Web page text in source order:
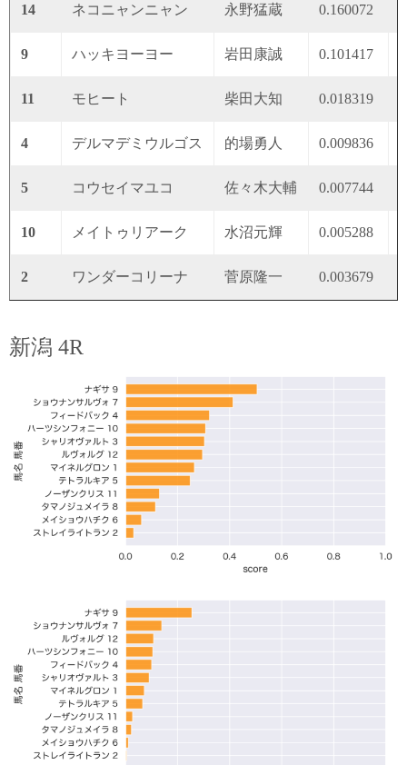
14 ネコニャンニャン 永野猛蔵 0.160072
9 ハッキヨーヨー 岩田康誠 0.101417
11 モヒート 柴田大知 0.018319
4 デルマデミウルゴス 的場勇人 0.009836
5 コウセイマユコ 佐々木大輔 0.007744
10 メイトゥリアーク 水沼元輝 0.005288
2 ワンダーコリーナ 菅原隆一 0.003679
新潟 4R